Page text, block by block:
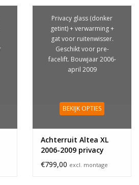
Privacy glass (donker
getint) + verwarming +
gat voor ruitenwisser.
Geschikt voor pre-
facelift. Bouwjaar 2006-
april 2009
BEKIJK OPTIES
Achterruit Altea XL
2006-2009 privacy
glass
€799,00 excl. montage